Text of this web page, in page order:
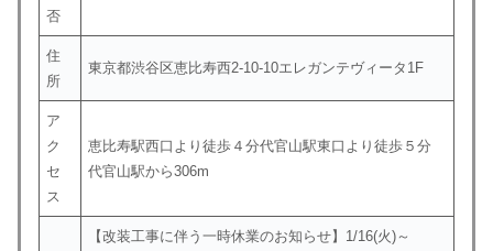
否
住
所
東京都渋谷区恵比寿西2-10-10エレガンテヴィータ1F
ア
ク
セ
ス
恵比寿駅西口より徒歩４分代官山駅東口より徒歩５分
代官山駅から306m
【改装工事に伴う一時休業のお知らせ】1/16(火)～